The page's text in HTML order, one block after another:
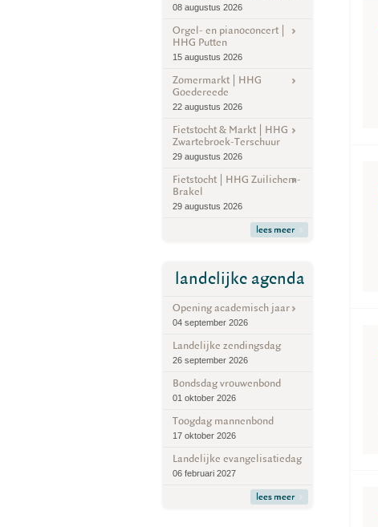
08 augustus 2026
Orgel- en pianoconcert |
HHG Putten
15 augustus 2026
Zomermarkt | HHG
Goedereede
22 augustus 2026
Fietstocht & Markt | HHG
Zwartebroek-Terschuur
29 augustus 2026
Fietstocht | HHG Zuilichem-
Brakel
29 augustus 2026
lees meer
landelijke agenda
Opening academisch jaar
04 september 2026
Landelijke zendingsdag
26 september 2026
Bondsdag vrouwenbond
01 oktober 2026
Toogdag mannenbond
17 oktober 2026
Landelijke evangelisatiedag
06 februari 2027
lees meer